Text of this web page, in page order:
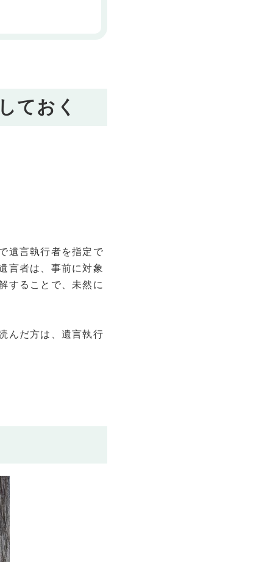
ておく
遺言執行者を指定で
言者は、事前に対象
することで、未然に
んだ方は、遺言執行